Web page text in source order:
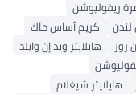
ريفوليوشن
كريم أساس ماك
روز
هايلايتر ويد إن وايلد
هايلايتر شيغلام